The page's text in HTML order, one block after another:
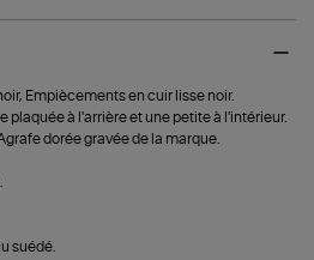
Empiècements en cuir lisse noir.
plaquée à l'arrière et une petite à l'intérieur.
dorée gravée de la marque.
suédé.